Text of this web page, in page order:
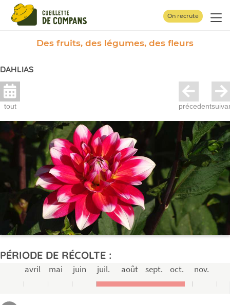
On recrute
Des fruits, des légumes, des fleurs
DAHLIAS
tout précedent
PÉRIODE DE RÉCOLTE :
avril mai juin juil. août sept. oct. nov.
Panneau de gestion des cookies